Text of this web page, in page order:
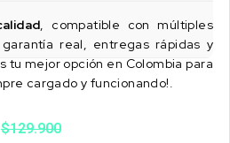
, compatible con múltiples
real, entregas rápidas y
tu mejor opción en Colombia para
cargado y funcionando!.
$129.900